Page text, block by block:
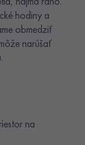
hodiny a
obmedziť
narúšať
na